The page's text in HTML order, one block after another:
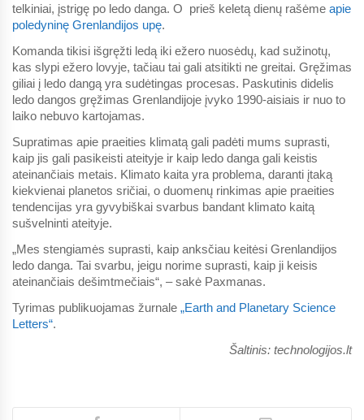
telkiniai, įstrigę po ledo danga. O prieš keletą dienų rašėme apie
poledyninę Grenlandijos upę.
Komanda tikisi išgręžti ledą iki ežero nuosėdų, kad sužinotų,
kas slypi ežero lovyje, tačiau tai gali atsitikti ne greitai. Gręžimas
giliai į ledo dangą yra sudėtingas procesas. Paskutinis didelis
ledo dangos gręžimas Grenlandijoje įvyko 1990-aisiais ir nuo to
laiko nebuvo kartojamas.
Supratimas apie praeities klimatą gali padėti mums suprasti,
kaip jis gali pasikeisti ateityje ir kaip ledo danga gali keistis
ateinančiais metais. Klimato kaita yra problema, daranti įtaką
kiekvienai planetos sričiai, o duomenų rinkimas apie praeities
tendencijas yra gyvybiškai svarbus bandant klimato kaitą
sušvelninti ateityje.
„Mes stengiamės suprasti, kaip anksčiau keitėsi Grenlandijos
ledo danga. Tai svarbu, jeigu norime suprasti, kaip ji keisis
ateinančiais dešimtmečiais“, – sakė Paxmanas.
Tyrimas publikuojamas žurnale „Earth and Planetary Science
Letters“.
Šaltinis: technologijos.lt